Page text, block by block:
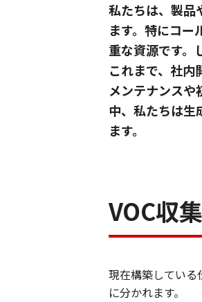
私たちは、製品
ます。特にコー
重な資源です。
これまで、社内
メンテナンスや
中、私たちは生
ます。
VOC収
現在構築している
に分かれます。